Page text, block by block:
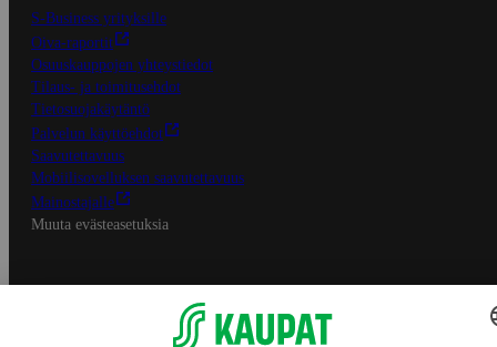
S-Business yrityksille
Oiva-raportit
Osuuskauppojen yhteystiedot
Tilaus- ja toimitusehdot
Tietosuojakäytäntö
Palvelun käyttöehdot
Saavutettavuus
Mobiilisovelluksen saavutettavuus
Mainostajalle
Muuta evästeasetuksia
S-ryhmän palvelut